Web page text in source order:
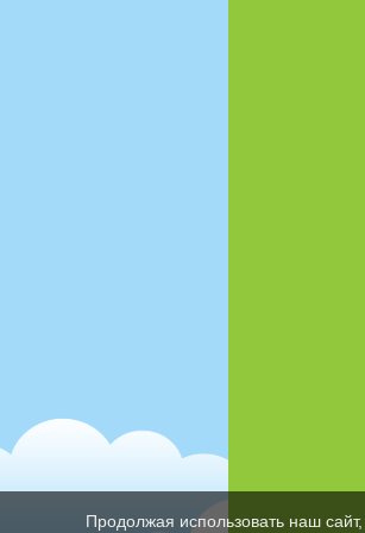
Продолжая использовать наш